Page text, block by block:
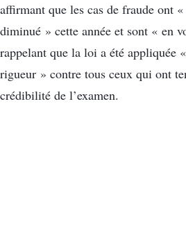
affirmant que les cas de fraude ont
diminué » cette année et sont « en
rappelant que la loi a été appliquée
rigueur » contre tous ceux qui ont
crédibilité de l’examen.